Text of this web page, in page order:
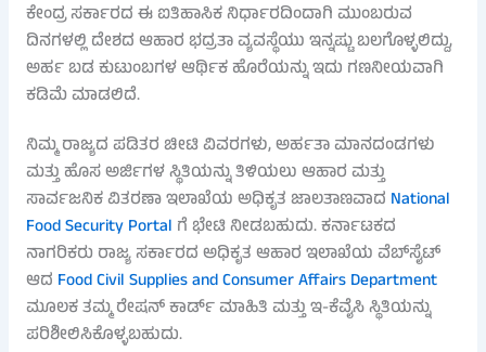
ಕೇಂದ್ರ ಸರ್ಕಾರದ ಈ ಐತಿಹಾಸಿಕ ನಿರ್ಧಾರದಿಂದಾಗಿ ಮುಂಬರುವ
ದಿನಗಳಲ್ಲಿ ದೇಶದ ಆಹಾರ ಭದ್ರತಾ ವ್ಯವಸ್ಥೆಯು ಇನ್ನಷ್ಟು ಬಲಗೊಳ್ಳಲಿದ್ದು,
ಅರ್ಹ ಬಡ ಕುಟುಂಬಗಳ ಆರ್ಥಿಕ ಹೊರೆಯನ್ನು ಇದು ಗಣನೀಯವಾಗಿ
ಕಡಿಮೆ ಮಾಡಲಿದೆ.
ನಿಮ್ಮ ರಾಜ್ಯದ ಪಡಿತರ ಚೀಟಿ ವಿವರಗಳು, ಅರ್ಹತಾ ಮಾನದಂಡಗಳು
ಮತ್ತು ಹೊಸ ಅರ್ಜಿಗಳ ಸ್ಥಿತಿಯನ್ನು ತಿಳಿಯಲು ಆಹಾರ ಮತ್ತು
ಸಾರ್ವಜನಿಕ ವಿತರಣಾ ಇಲಾಖೆಯ ಅಧಿಕೃತ ಜಾಲತಾಣವಾದ National
Food Security Portal ಗೆ ಭೇಟಿ ನೀಡಬಹುದು. ಕರ್ನಾಟಕದ
ನಾಗರಿಕರು ರಾಜ್ಯ ಸರ್ಕಾರದ ಅಧಿಕೃತ ಆಹಾರ ಇಲಾಖೆಯ ವೆಬ್‌ಸೈಟ್
ಆದ Food Civil Supplies and Consumer Affairs Department
ಮೂಲಕ ತಮ್ಮ ರೇಷನ್ ಕಾರ್ಡ್ ಮಾಹಿತಿ ಮತ್ತು ಇ-ಕೆವೈಸಿ ಸ್ಥಿತಿಯನ್ನು
ಪರಿಶೀಲಿಸಿಕೊಳ್ಳಬಹುದು.